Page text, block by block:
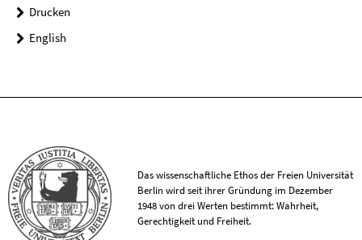
Drucken
English
Das wissenschaftliche Ethos der Freien Universität
Berlin wird seit ihrer Gründung im Dezember
1948 von drei Werten bestimmt: Wahrheit,
Gerechtigkeit und Freiheit.